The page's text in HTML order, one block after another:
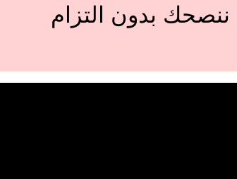
ننصحك بدون التزام